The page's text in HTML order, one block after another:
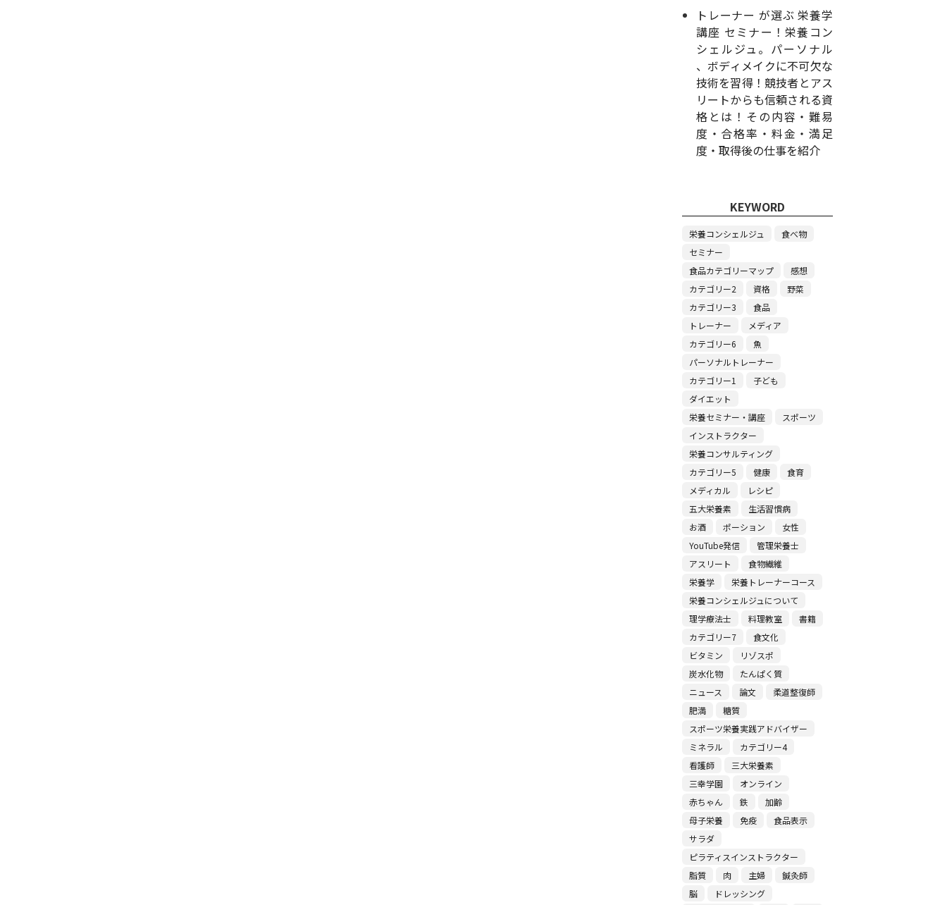
トレーナー が選ぶ 栄養学
講座 セミナー！栄養コン
シェルジュ。パーソナル
、ボディメイクに不可欠な
技術を習得！競技者とアス
リートからも信頼される資
格とは！その内容・難易
度・合格率・料金・満足
度・取得後の仕事を紹介
KEYWORD
栄養コンシェルジュ
食べ物
セミナー
食品カテゴリーマップ
感想
カテゴリー2
資格
野菜
カテゴリー3
食品
トレーナー
メディア
カテゴリー6
魚
パーソナルトレーナー
カテゴリー1
子ども
ダイエット
栄養セミナー・講座
スポーツ
インストラクター
栄養コンサルティング
カテゴリー5
健康
食育
メディカル
レシピ
五大栄養素
生活習慣病
お酒
ポーション
女性
YouTube発信
管理栄養士
アスリート
食物繊維
栄養学
栄養トレーナーコース
栄養コンシェルジュについて
理学療法士
料理教室
書籍
カテゴリー7
食文化
ビタミン
リゾスポ
炭水化物
たんぱく質
ニュース
論文
柔道整復師
肥満
糖質
スポーツ栄養実践アドバイザー
ミネラル
カテゴリー4
看護師
三大栄養素
三幸学園
オンライン
赤ちゃん
鉄
加齢
母子栄養
免疫
食品表示
サラダ
ピラティスインストラクター
脂質
肉 主婦
鍼灸師
脳
ドレッシング